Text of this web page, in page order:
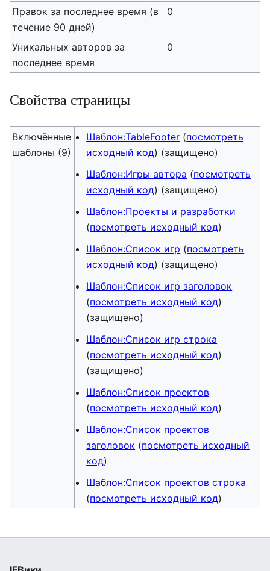
Правок за последнее время (в
течение 90 дней)
0
Уникальных авторов за
последнее время
0
Свойства страницы
Включённые
шаблоны (9)
Шаблон:TableFooter (посмотреть
исходный код) (защищено)
Шаблон:Игры автора (посмотреть
исходный код) (защищено)
Шаблон:Проекты и разработки
(посмотреть исходный код)
Шаблон:Список игр (посмотреть
исходный код) (защищено)
Шаблон:Список игр заголовок
(посмотреть исходный код)
(защищено)
Шаблон:Список игр строка
(посмотреть исходный код)
(защищено)
Шаблон:Список проектов
(посмотреть исходный код)
Шаблон:Список проектов
заголовок (посмотреть исходный
код)
Шаблон:Список проектов строка
(посмотреть исходный код)